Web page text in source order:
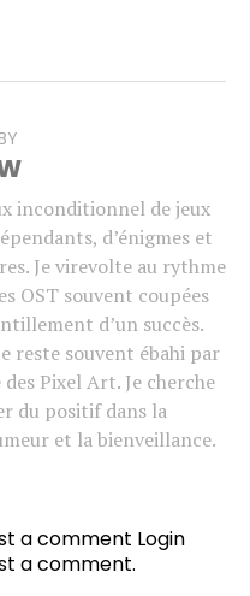
inconditionnel de jeux
d’énigmes et
Je virevolte au rythme
OST souvent coupées
d’un succès.
reste souvent ébahi par
Pixel Art. Je cherche
du positif dans la
et la bienveillance.
a comment Login
a comment.